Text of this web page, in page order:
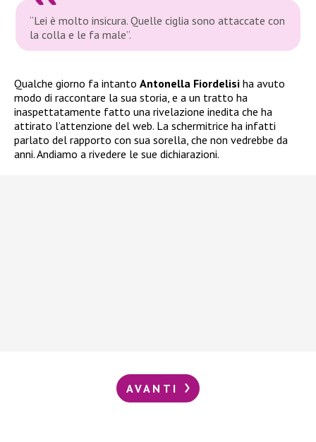
“Lei è molto insicura. Quelle ciglia sono attaccate con
la colla e le fa male”.
Qualche giorno fa intanto Antonella Fiordelisi ha avuto
modo di raccontare la sua storia, e a un tratto ha
inaspettatamente fatto una rivelazione inedita che ha
attirato l’attenzione del web. La schermitrice ha infatti
parlato del rapporto con sua sorella, che non vedrebbe da
anni. Andiamo a rivedere le sue dichiarazioni.
AVANTI